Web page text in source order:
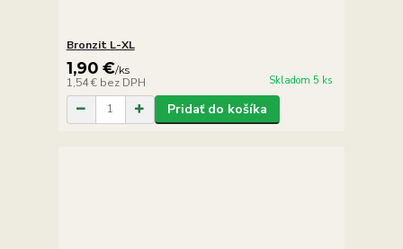
Bronzit L-XL
1,90 €/ks
1,54 € bez DPH Skladom 5 ks
Pridať do košíka